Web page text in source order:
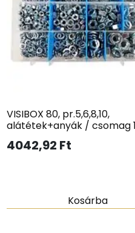
VISIBOX 80, pr.5,6,8,10,
alátétek+anyák / csomag
4042,92 Ft
Kosárba